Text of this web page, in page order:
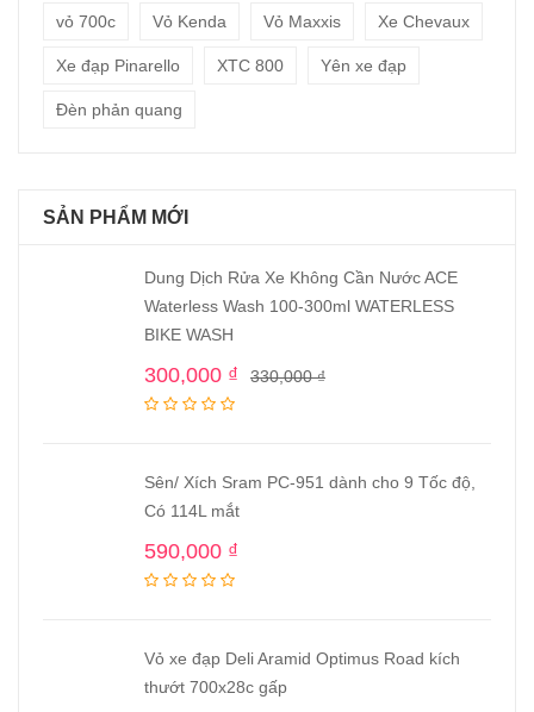
vỏ 700c Vỏ Kenda Vỏ Maxxis Xe Chevaux
Xe đạp Pinarello XTC 800 Yên xe đạp
Đèn phản quang
SẢN PHẨM MỚI
Dung Dịch Rửa Xe Không Cần Nước ACE
Waterless Wash 100-300ml WATERLESS
BIKE WASH
330,000₫
300,000 ₫
Sên/ Xích Sram PC-951 dành cho 9 Tốc độ,
Có 114L mắt
590,000 ₫
Vỏ xe đạp Deli Aramid Optimus Road kích
thướt 700x28c gấp